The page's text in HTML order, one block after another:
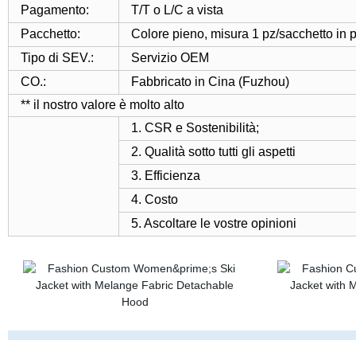
Pagamento:
T/T o L/C a vista
Pacchetto:
Colore pieno, misura 1 pz/sacchetto in
Tipo di SEV.:
Servizio OEM
CO.:
Fabbricato in Cina (Fuzhou)
** il nostro valore è molto alto
1. CSR e Sostenibilità;
2. Qualità sotto tutti gli aspetti
3. Efficienza
4. Costo
5. Ascoltare le vostre opinioni